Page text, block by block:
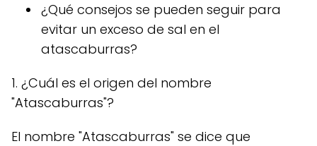
¿Qué consejos se pueden seguir para
evitar un exceso de sal en el
atascaburras?
1. ¿Cuál es el origen del nombre
"Atascaburras"?
El nombre "Atascaburras" se dice que